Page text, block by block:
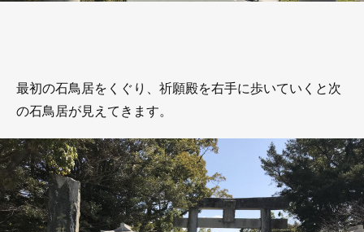
最初の石鳥居をくぐり、祈願殿を右手に歩いていくと次
の石鳥居が見えてきます。